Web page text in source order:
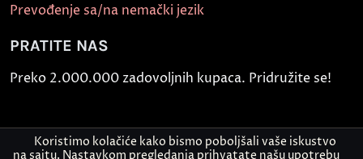
Prevođenje sa/na nemački jezik
PRATITE NAS
Preko 2.000.000 zadovoljnih kupaca. Pridružite se!
Koristimo kolačiće kako bismo poboljšali vaše iskustvo
na sajtu. Nastavkom pregledanja prihvatate našu upotrebu